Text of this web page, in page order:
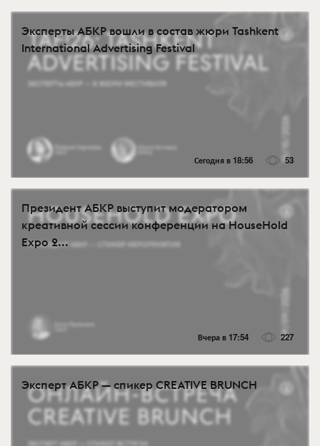
Эксперты АБКР вошли в состав жюри Tashkent
International Advertising Festival
Сегодня в 18:56 53
Президент АБКР выступит модератором
креативной сессии конференции на HouseHold
Expo 2...
Вчера в 17:54 227
Эксперт АБКР — спикер CREATIVE BRUNCH